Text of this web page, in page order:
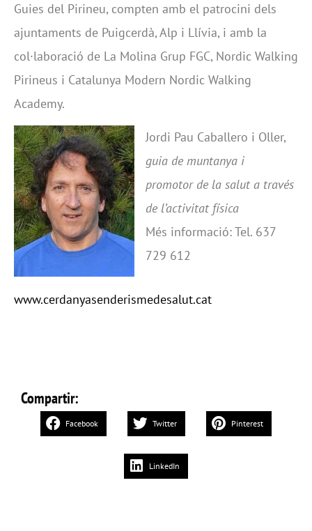
Guies del Pirineu, compten amb el patrocini dels
ajuntaments de Puigcerdà, Alp i Llívia, i amb la
col·laboració de La Molina Grup FGC, Nordic Walking
Pirineus i Catalunya Modern Nordic Walking
Academy.
Jordi Pau Caballero i Oller,
guia de muntanya i
promotor de la salut a través
de l’activitat física
Més informació: Tel. 637
729 612
www.cerdanyasenderismedesalut.cat
Compartir:
Facebook Twitter Pinterest
LinkedIn